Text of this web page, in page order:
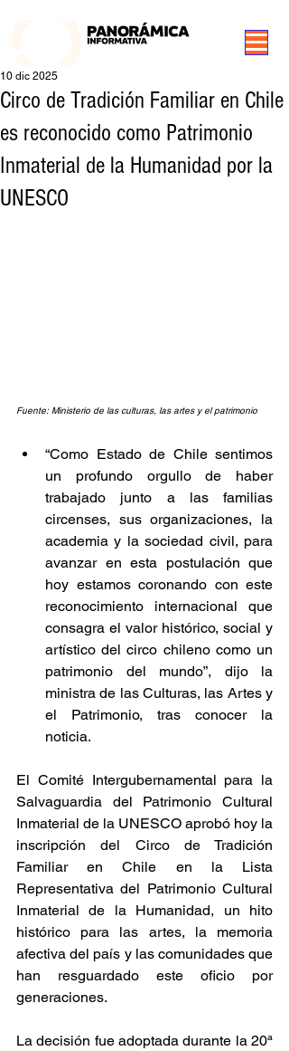
Circo de Tradición Familiar en Chile
es reconocido como Patrimonio
Inmaterial de la Humanidad por la
UNESCO
10 dic 2025
Fuente: Ministerio de las culturas, las artes y el patrimonio
“Como Estado de Chile sentimos
un profundo orgullo de haber
trabajado junto a las familias
circenses, sus organizaciones, la
academia y la sociedad civil, para
avanzar en esta postulación que
hoy estamos coronando con este
reconocimiento internacional que
consagra el valor histórico, social y
artístico del circo chileno como un
patrimonio del mundo”, dijo la
ministra de las Culturas, las Artes y
el Patrimonio, tras conocer la
noticia.
El Comité Intergubernamental para la
Salvaguardia del Patrimonio Cultural
Inmaterial de la UNESCO aprobó hoy la
inscripción del Circo de Tradición
Familiar en Chile en la Lista
Representativa del Patrimonio Cultural
Inmaterial de la Humanidad, un hito
histórico para las artes, la memoria
afectiva del país y las comunidades que
han resguardado este oficio por
generaciones.
La decisión fue adoptada durante la 20ª